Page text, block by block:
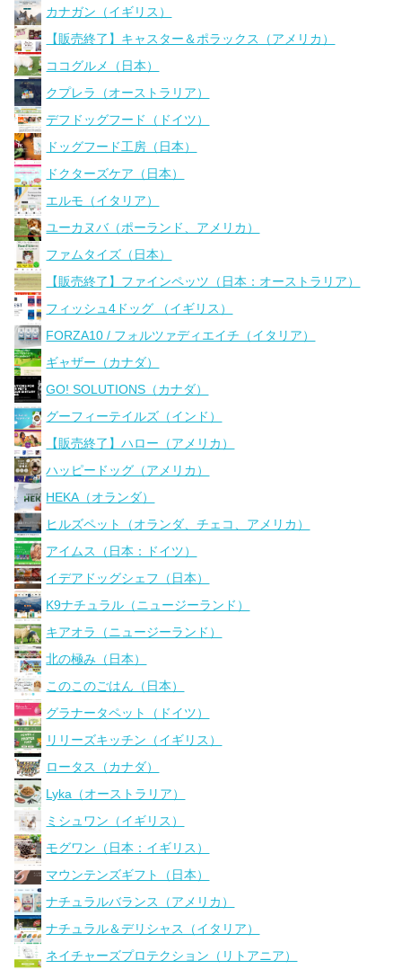
カナガン（イギリス）
【販売終了】キャスター＆ポラックス（アメリカ）
ココグルメ（日本）
クプレラ（オーストラリア）
デフドッグフード（ドイツ）
ドッグフード工房（日本）
ドクターズケア（日本）
エルモ（イタリア）
ユーカヌバ（ポーランド、アメリカ）
ファムタイズ（日本）
【販売終了】ファインペッツ（日本：オーストラリア）
フィッシュ4ドッグ （イギリス）
FORZA10 / フォルツァディエイチ（イタリア）
ギャザー（カナダ）
GO! SOLUTIONS（カナダ）
グーフィーテイルズ（インド）
【販売終了】ハロー（アメリカ）
ハッピードッグ（アメリカ）
HEKA（オランダ）
ヒルズペット（オランダ、チェコ、アメリカ）
アイムス（日本：ドイツ）
イデアドッグシェフ（日本）
K9ナチュラル（ニュージーランド）
キアオラ（ニュージーランド）
北の極み（日本）
このこのごはん（日本）
グラナータペット（ドイツ）
リリーズキッチン（イギリス）
ロータス（カナダ）
Lyka（オーストラリア）
ミシュワン（イギリス）
モグワン（日本：イギリス）
マウンテンズギフト（日本）
ナチュラルバランス（アメリカ）
ナチュラル＆デリシャス（イタリア）
ネイチャーズプロテクション（リトアニア）